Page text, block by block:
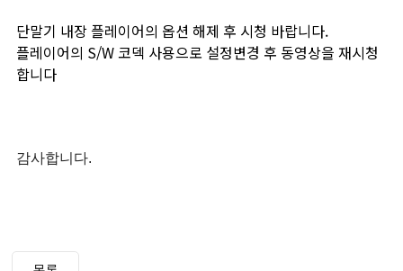
단말기 내장 플레이어의 옵션 해제 후 시청 바랍니다.
플레이어의 S/W 코덱 사용으로 설정변경 후 동영상을 재시청
합니다
감사합니다.